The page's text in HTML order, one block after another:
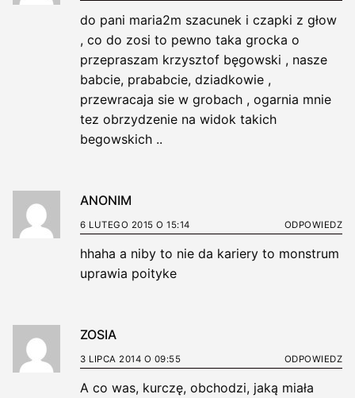
do pani maria2m szacunek i czapki z głow
, co do zosi to pewno taka grocka o
przepraszam krzysztof bęgowski , nasze
babcie, prababcie, dziadkowie ,
przewracaja sie w grobach , ogarnia mnie
tez obrzydzenie na widok takich
begowskich ..
ANONIM
6 LUTEGO 2015 O 15:14 ODPOWIEDZ
hhaha a niby to nie da kariery to monstrum
uprawia poityke
ZOSIA
3 LIPCA 2014 O 09:55 ODPOWIEDZ
A co was, kurczę, obchodzi, jaką miała